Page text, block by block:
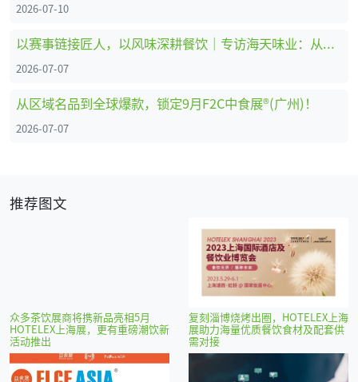
2026-07-10
以赛事链接匠人，以风味深耕餐饮｜专访海天味业：从调味供应商到中餐行业共建者
2026-07-07
从区域名品到全球爆款，锁定9月F2C中食展®(广州)！
2026-07-07
推荐图文
众多茶饮展商将携新品亮相5月
HOTELEX上海展，更有重磅潮饮新
活动推出
复刻淄博烧烤出圈，HOTELEX上海
展助力海量优质餐饮食材及配套供
需对接